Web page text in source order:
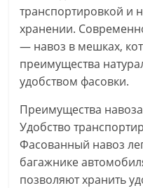
транспортировкой и
хранении.
— навоз в мешках,
преимущества
удобством фасовки.
Преимущества
Удобство
Фасованный навоз
багажнике
позволяют хранить